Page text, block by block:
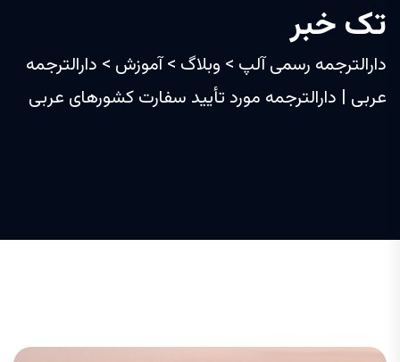
تک خبر
دارالترجمه رسمی آلپ > وبلاگ >آموزش > دارالترجمه
عربی | دارالترجمه مورد تأیید سفارت کشورهای عربی